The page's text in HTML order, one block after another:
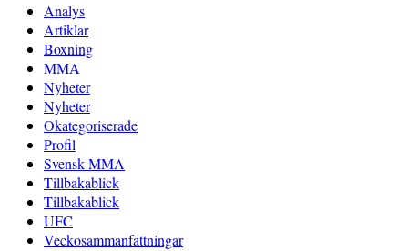
Analys
Artiklar
Boxning
MMA
Nyheter
Nyheter
Okategoriserade
Profil
Svensk MMA
Tillbakablick
Tillbakablick
UFC
Veckosammanfattningar